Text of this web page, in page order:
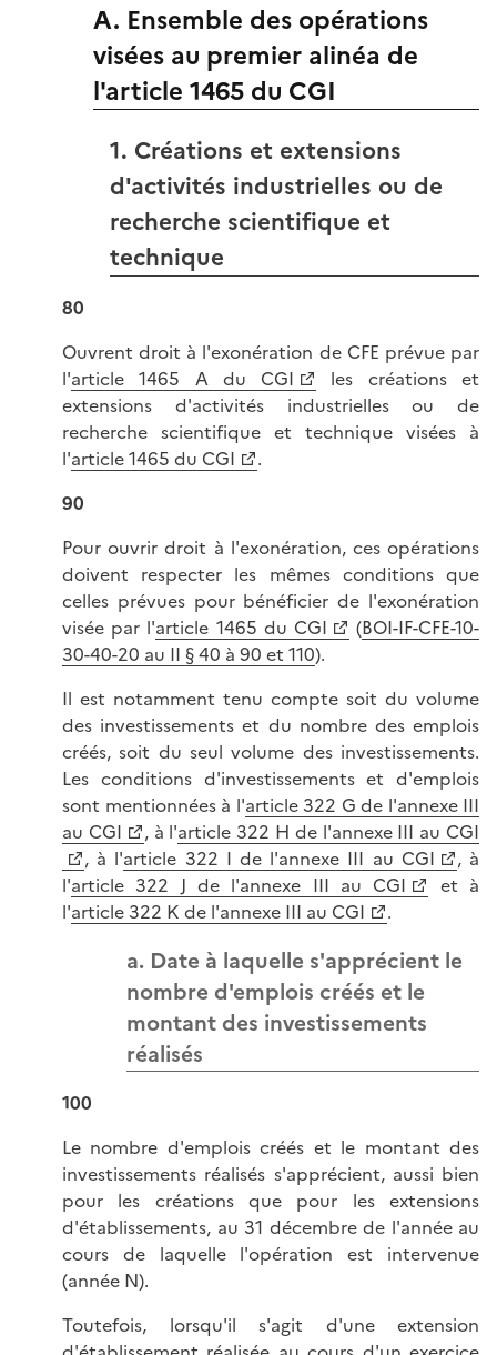
A. Ensemble des opérations
visées au premier alinéa de
l'article 1465 du CGI
1. Créations et extensions
d'activités industrielles ou de
recherche scientifique et
technique
80
Ouvrent droit à l'exonération de CFE prévue par
l'article 1465 A du CGI
les créations et
extensions d'activités industrielles ou de
recherche scientifique et technique visées à
l'article 1465 du CGI
.
90
Pour ouvrir droit à l'exonération, ces opérations
doivent respecter les mêmes conditions que
celles prévues pour bénéficier de l'exonération
visée par l'article 1465 du CGI (BOI-IF-CFE-10-
30-40-20 au II § 40 à 90 et 110).
Il est notamment tenu compte soit du volume
des investissements et du nombre des emplois
créés, soit du seul volume des investissements.
Les conditions d'investissements et d'emplois
sont mentionnées à l'article 322 G de l'annexe III
au CGI
, à l'article 322 H de l'annexe III au CGI
, à l'article 322 I de l'annexe III au CGI
, à
l'article 322 J de l'annexe III au CGI
et à
l'article 322 K de l'annexe III au CGI .
a. Date à laquelle s'apprécient le
nombre d'emplois créés et le
montant des investissements
réalisés
100
Le nombre d'emplois créés et le montant des
investissements réalisés s'apprécient, aussi bien
pour les créations que pour les extensions
d'établissements, au 31 décembre de l'année au
cours de laquelle l'opération est intervenue
(année N).
Toutefois, lorsqu'il s'agit d'une extension